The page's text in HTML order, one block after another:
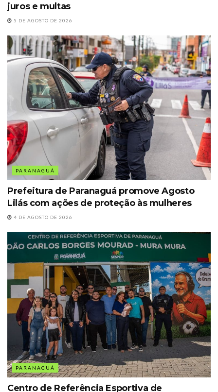
juros e multas
5 DE AGOSTO DE 2026
PARANAGUÁ
Prefeitura de Paranaguá promove Agosto
Lilás com ações de proteção às mulheres
4 DE AGOSTO DE 2026
PARANAGUÁ
Centro de Referência Esportiva de